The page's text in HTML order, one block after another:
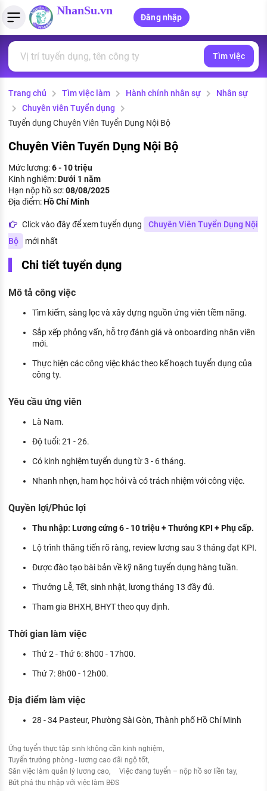
NhanSu.vn
Đăng nhập
Tìm việc làm
Việc làm ngành luật
Việc làm lương cao
Việc làm tốt nhất
CÔNG TY
Nhà tuyển dụng hàng đầu
Quản lý CV
Tải CV lên
Tạo CV trực tuyến
MẪU CV THEO STYLE
Mẫu CV đơn giản
Tính lương Gross - Net
Tính thuế thu nhập cá nhân
Tính trợ cấp thất nghiệp
PHÁP LUẬT VIỆT NAM
Văn bản pháp luật
Chính sách mới
PHÁP LUẬT LAO ĐỘNG
Lao động và tiền lương
Bảo hiểm và phúc lợi
Thuế thu nhập
Hồ sơ biểu mẫu
Tử vi nghề nghiệp
HƯỚNG NGHIỆP VIỆC LÀM
Đặc trưng từng nghề
NHÂN SỰ
TUYỂN DỤNG VIỆC LÀM
Tìm việc
Trang chủ Tìm việc làm Hành chính nhân sự
Nhân sự
Chuyên viên Tuyển dụng
Tuyển dụng Chuyên Viên Tuyển Dụng Nội Bộ
Chuyên Viên Tuyển Dụng Nội Bộ
Mức lương:6 - 10 triệu
Kinh nghiệm:Dưới 1 năm
Hạn nộp hồ sơ:08/08/2025
Địa điểm:Hồ Chí Minh
Click vào đây để xem tuyển dụng
Chuyên Viên Tuyển Dụng Nội
Bộ
mới nhất
Chi tiết tuyển dụng
Mô tả công việc
Tìm kiếm, sàng lọc và xây dựng nguồn ứng viên tiềm năng.
Sắp xếp phỏng vấn, hỗ trợ đánh giá và onboarding nhân viên
mới.
Thực hiện các công việc khác theo kế hoạch tuyển dụng của
công ty.
Yêu cầu ứng viên
Là Nam.
Độ tuổi: 21 - 26.
Có kinh nghiệm tuyển dụng từ 3 - 6 tháng.
Nhanh nhẹn, ham học hỏi và có trách nhiệm với công việc.
Quyền lợi/Phúc lợi
Thu nhập: Lương cứng 6 - 10 triệu + Thưởng KPI + Phụ cấp.
Lộ trình thăng tiến rõ ràng, review lương sau 3 tháng đạt KPI.
Được đào tạo bài bản về kỹ năng tuyển dụng hàng tuần.
Thưởng Lễ, Tết, sinh nhật, lương tháng 13 đầy đủ.
Tham gia BHXH, BHYT theo quy định.
Thời gian làm việc
Thứ 2 - Thứ 6: 8h00 - 17h00.
Thứ 7: 8h00 - 12h00.
Địa điểm làm việc
28 - 34 Pasteur, Phường Sài Gòn, Thành phố Hồ Chí Minh
Ứng tuyển thực tập sinh không cần kinh nghiệm
Tuyển trưởng phòng - lương cao đãi ngộ tốt
Săn việc làm quản lý lương cao
Việc đang tuyển – nộp hồ sơ liền tay
Bứt phá thu nhập với việc làm BĐS